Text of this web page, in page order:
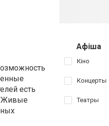
есть
"Живые
Афіша
Кіно
Концерты
Театры